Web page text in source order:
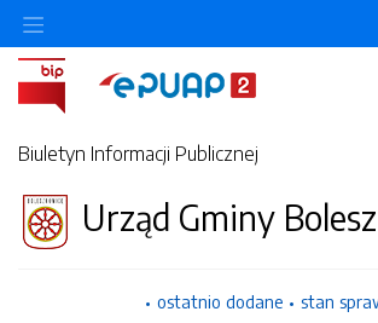
Biuletyn Informacji Publicznej
Urząd Gminy
ostatnio dodane stan